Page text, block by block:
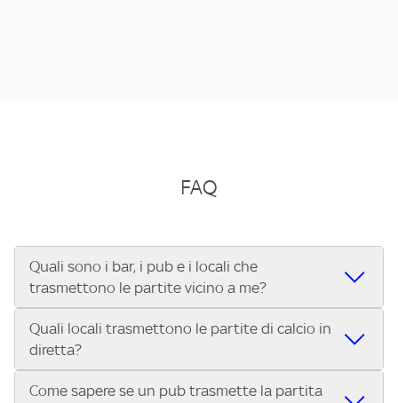
FAQ
Quali sono i bar, i pub e i locali che
trasmettono le partite vicino a me?
Se cerchi un bar, pub, ristorante o locale vicino a te per
vedere le partite di Serie A ENILIVE, la Serie C Sky Wifi, la
UEFA Champions League, la UEFA Europa League, la UEFA
Conference League, il Tennis, la Formula 1®, la MotoGP™ e
Quali locali trasmettono le partite di calcio in
diretta?
Vuoi sapere quali bar, pub o ristoranti mostrano le partite
Come sapere se un pub trasmette la partita